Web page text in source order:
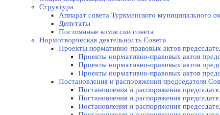
Структура
Аппарат совета Туркменского муниципального
Депутаты
Постоянные комиссии совета
Нормотворческая деятельность Совета
Проекты нормативно-правовых актов
Проекты нормативно-правовых актов
Проекты нормативно-правовых актов
Проекты нормативно-правовых актов
Постановления и распоряжения председателя
Постановления и распоряжения
Постановления и распоряжения
Постановления и распоряжения